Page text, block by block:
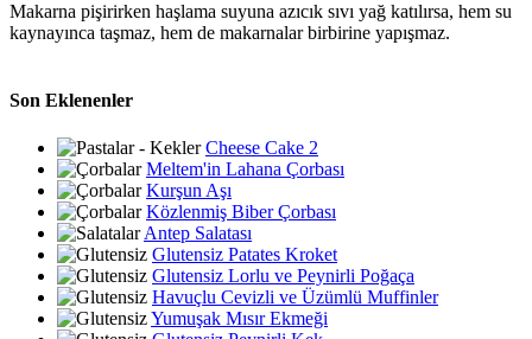
Makarna pişirirken haşlama suyuna azıcık sıvı yağ katılırsa, hem su
kaynayınca taşmaz, hem de makarnalar birbirine yapışmaz.
Son Eklenenler
Cheese Cake 2
Meltem'in Lahana Çorbası
Kurşun Aşı
Közlenmiş Biber Çorbası
Antep Salatası
Glutensiz Patates Kroket
Glutensiz Lorlu ve Peynirli Poğaça
Havuçlu Cevizli ve Üzümlü Muffinler
Yumuşak Mısır Ekmeği